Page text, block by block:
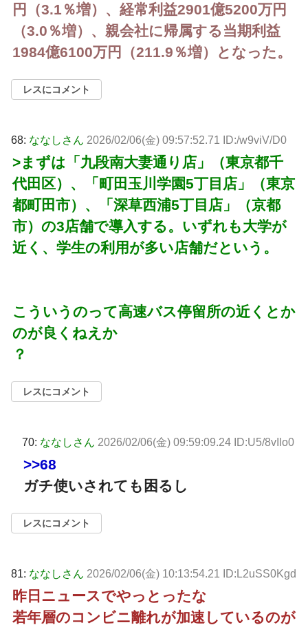
円（3.1％増）、経常利益2901億5200万円
（3.0％増）、親会社に帰属する当期利益
1984億6100万円（211.9％増）となった。
レスにコメント
68: ななしさん 2026/02/06(金) 09:57:52.71 ID:/w9viV/D0
>まずは「九段南大妻通り店」（東京都千
代田区）、「町田玉川学園5丁目店」（東京
都町田市）、「深草西浦5丁目店」（京都
市）の3店舗で導入する。いずれも大学が
近く、学生の利用が多い店舗だという。
こういうのって高速バス停留所の近くとか
のが良くねえか
？
レスにコメント
70: ななしさん 2026/02/06(金) 09:59:09.24 ID:U5/8vIlo0
>>68
ガチ使いされても困るし
レスにコメント
81: ななしさん 2026/02/06(金) 10:13:54.21 ID:L2uSS0Kgd
昨日ニュースでやっとったな
若年層のコンビニ離れが加速しているのが